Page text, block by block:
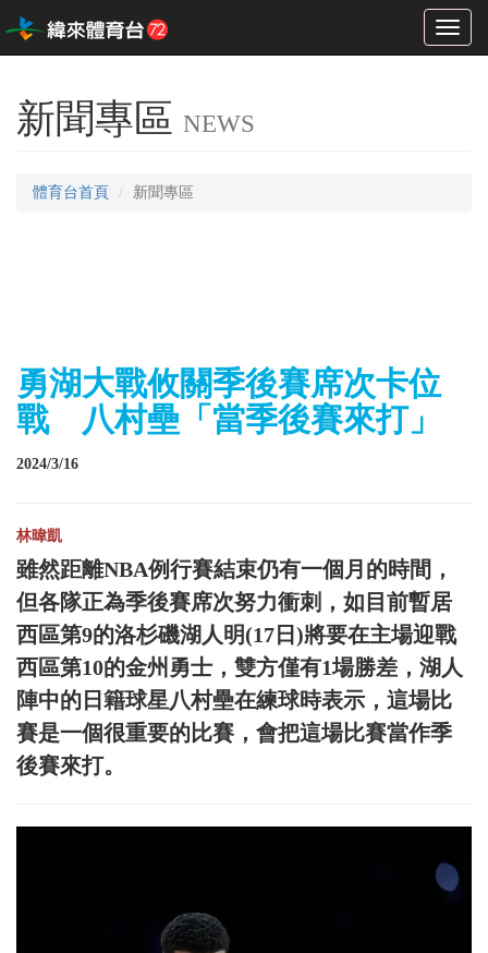
Toggle
新聞專區 NEWS
體育台首頁 新聞專區
勇湖大戰攸關季後賽席次卡位
戰 八村壘「當季後賽來打」
2024/3/16
林暐凱
雖然距離NBA例行賽結束仍有一個月的時間，
但各隊正為季後賽席次努力衝刺，如目前暫居
西區第9的洛杉磯湖人明(17日)將要在主場迎戰
西區第10的金州勇士，雙方僅有1場勝差，湖人
陣中的日籍球星八村壘在練球時表示，這場比
賽是一個很重要的比賽，會把這場比賽當作季
後賽來打。